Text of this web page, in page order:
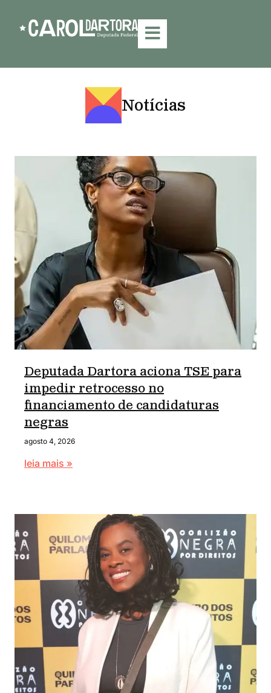
Notícias
Deputada Dartora aciona TSE para
impedir retrocesso no
financiamento de candidaturas
negras
agosto 4, 2026
leia mais »